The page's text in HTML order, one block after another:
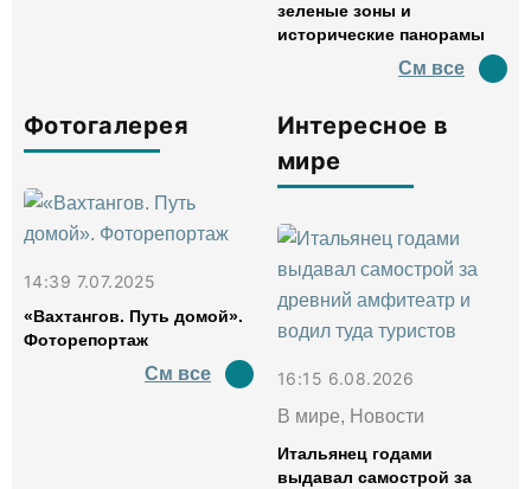
зеленые зоны и
исторические панорамы
См все
Фотогалерея
14:39 7.07.2025
«Вахтангов. Путь домой».
Фоторепортаж
См все
Интересное в
мире
16:15 6.08.2026
В мире, Новости
Итальянец годами
выдавал самострой за